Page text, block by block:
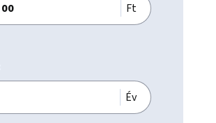
Pápa kulturális és történelmi látnivalói ?
Ft
Év